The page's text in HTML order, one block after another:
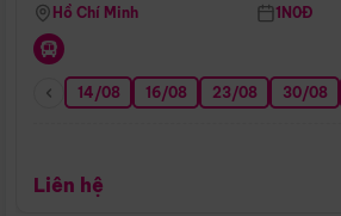
Hồ Chí Minh 1N0Đ
14/08 16/08 23/08 30/08
Liên hệ